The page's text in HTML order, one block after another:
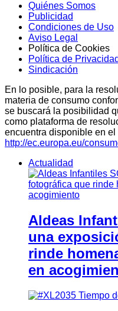
Quiénes Somos
Publicidad
Condiciones de Uso
Aviso Legal
Política de Cookies
Política de Privacidad
Sindicación
En lo posible, para la
materia de consumo
se buscará la posibilidad
como plataforma de
encuentra disponible en el
http://ec.europa.eu/
Actualidad
Aldeas
una
rinde
en